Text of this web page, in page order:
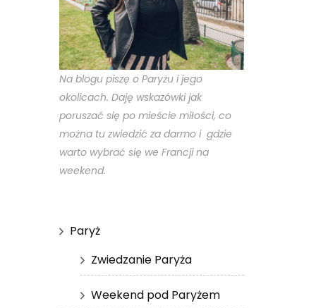
Na blogu piszę o Paryżu i jego
okolicach. Daję wskazówki jak
poruszać się po mieście miłości, co
można tu zwiedzić za darmo i gdzie
warto wybrać się we Francji na
weekend.
Paryż
Zwiedzanie Paryża
Weekend pod Paryżem